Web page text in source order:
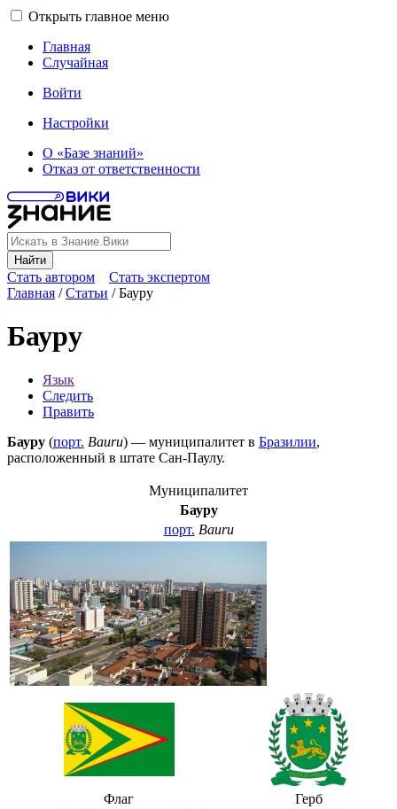
Открыть главное меню
Главная
Случайная
Войти
Настройки
О «Базе знаний»
Отказ от ответственности
Найти
Стать автором
Стать экспертом
Главная /Статьи /Бауру
Бауру
Язык
Следить
Править
Бауру (порт. Bauru) — муниципалитет в Бразилии,
расположенный в штате Сан-Паулу.
Муниципалитет
Бауру
порт. Bauru
Флаг
Герб